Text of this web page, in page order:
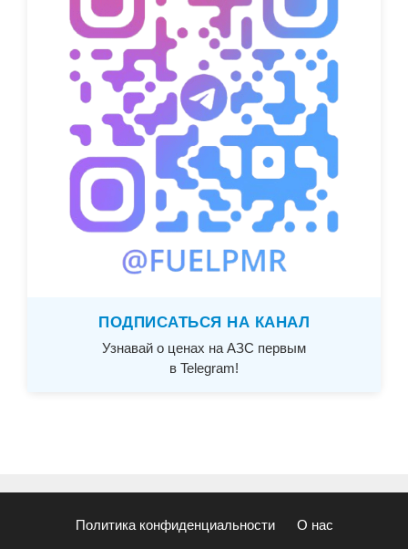
ПОДПИСАТЬСЯ НА КАНАЛ
Узнавай о ценах на АЗС первым
в Telegram!
Политика конфиденциальности О нас